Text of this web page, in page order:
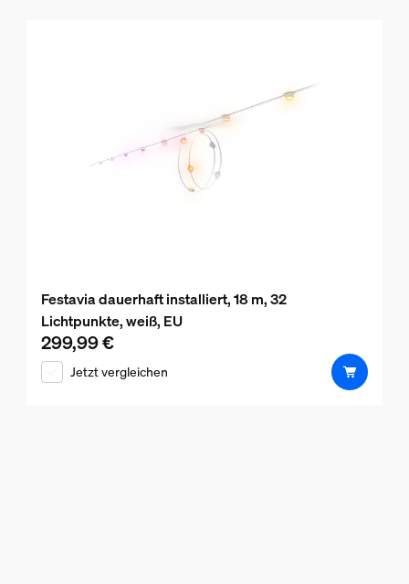
Festavia dauerhaft installiert, 18 m, 32
Lichtpunkte, weiß, EU
Aktueller Preis ist 299,99 €
299,99 €
Jetzt vergleichen